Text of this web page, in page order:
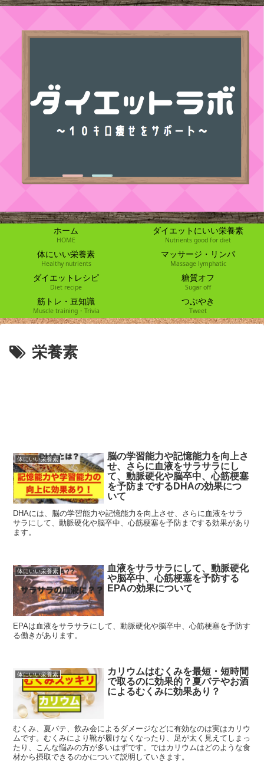
ホーム
HOME
ダイエットにいい栄養素
Nutrients good for diet
体にいい栄養素
Healthy nutrients
マッサージ・リンパ
Massage lymphatic
ダイエットレシピ
Diet recipe
糖質オフ
Sugar off
筋トレ・豆知識
Muscle training・Trivia
つぶやき
Tweet
栄養素
体にいい栄養素
脳の学習能力や記憶能力を向上さ
せ、さらに血液をサラサラにし
て、動脈硬化や脳卒中、心筋梗塞
を予防までするDHAの効果につ
いて
DHAには、脳の学習能力や記憶能力を向上させ、さらに血液をサラ
サラにして、動脈硬化や脳卒中、心筋梗塞を予防までする効果があり
ます。
体にいい栄養素
血液をサラサラにして、動脈硬化
や脳卒中、心筋梗塞を予防する
EPAの効果について
EPAは血液をサラサラにして、動脈硬化や脳卒中、心筋梗塞を予防す
る働きがあります。
体にいい栄養素
カリウムはむくみを最短・短時間
で取るのに効果的？夏バテやお酒
によるむくみに効果あり？
むくみ、夏バテ、飲み会によるダメージなどに有効なのは実はカリウ
ムです。むくみにより靴が履けなくなったり、足が太く見えてしまっ
たり、こんな悩みの方が多いはずです。ではカリウムはどのような食
材から摂取できるのかについて説明していきます。